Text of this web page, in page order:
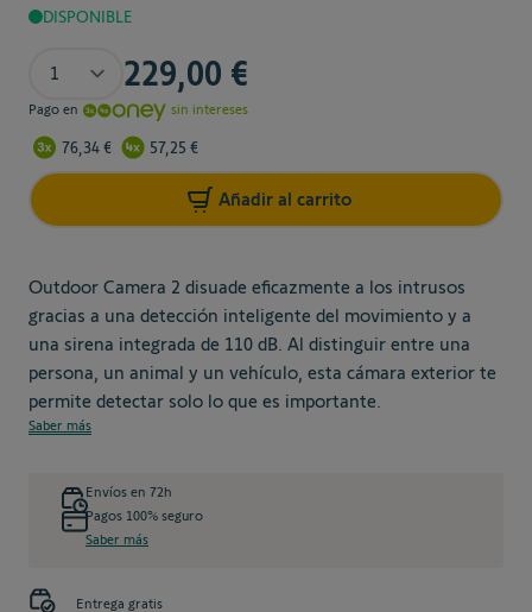
DISPONIBLE
229,00 €
Pago en sin intereses
76,34 € 57,25 €
Añadir al carrito
Outdoor Camera 2 disuade eficazmente a los intrusos
gracias a una detección inteligente del movimiento y a
una sirena integrada de 110 dB. Al distinguir entre una
persona, un animal y un vehículo, esta cámara exterior te
permite detectar solo lo que es importante.
Saber más
Envíos en 72h
Pagos 100% seguro
Saber más
Entrega gratis